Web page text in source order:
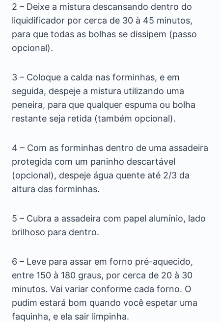
2 – Deixe a mistura descansando dentro do
liquidificador por cerca de 30 à 45 minutos,
para que todas as bolhas se dissipem (passo
opcional).
3 – Coloque a calda nas forminhas, e em
seguida, despeje a mistura utilizando uma
peneira, para que qualquer espuma ou bolha
restante seja retida (também opcional).
4 – Com as forminhas dentro de uma assadeira
protegida com um paninho descartável
(opcional), despeje água quente até 2/3 da
altura das forminhas.
5 – Cubra a assadeira com papel alumínio, lado
brilhoso para dentro.
6 – Leve para assar em forno pré-aquecido,
entre 150 à 180 graus, por cerca de 20 à 30
minutos. Vai variar conforme cada forno. O
pudim estará bom quando você espetar uma
faquinha, e ela sair limpinha.